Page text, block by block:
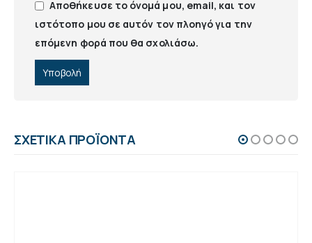
Αποθήκευσε το όνομά μου, email, και τον
ιστότοπο μου σε αυτόν τον πλοηγό για την
επόμενη φορά που θα σχολιάσω.
ΣΧΕΤΙΚΆ ΠΡΟΪΌΝΤΑ